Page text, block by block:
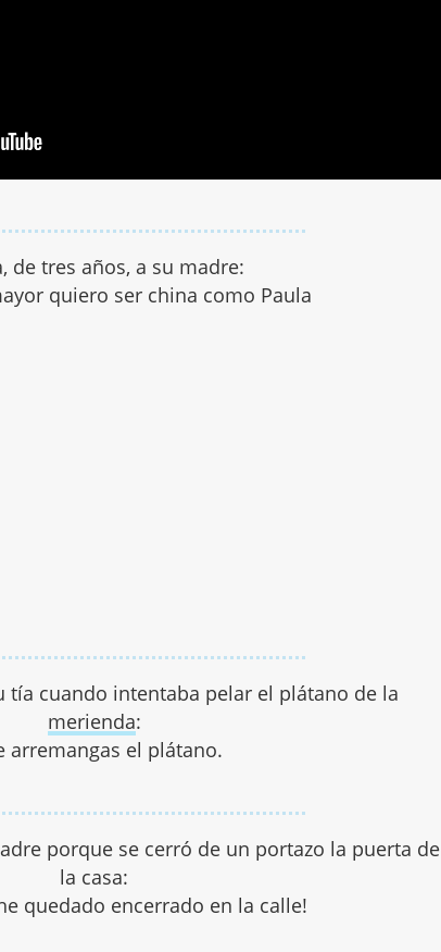
de tres años, a su madre:
quiero ser china como Paula
tía cuando intentaba pelar el plátano de la
merienda:
arremangas el plátano.
porque se cerró de un portazo la puerta de
la casa:
quedado encerrado en la calle!